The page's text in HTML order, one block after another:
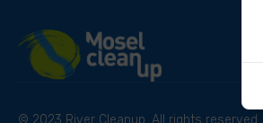
© 2023 River Cleanup. All rights reserved.